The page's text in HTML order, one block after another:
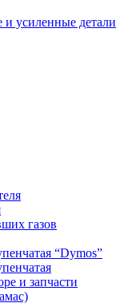
усиленные детали
газов
“Dymos”
и запчасти